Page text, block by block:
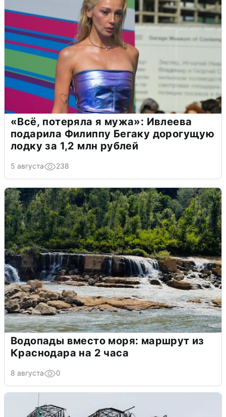
«Всё, потеряла я мужа»: Ивлеева
подарила Филиппу Бегаку дорогущую
лодку за 1,2 млн рублей
5 августа 238
Водопады вместо моря: маршрут из
Краснодара на 2 часа
8 августа 0